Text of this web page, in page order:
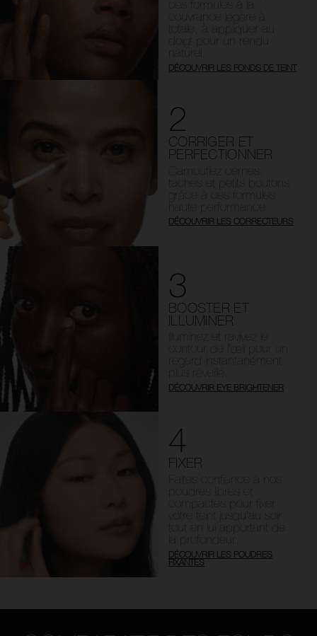
ces formules à la
couvrance légère à
totale, à appliquer au
doigt pour un rendu
naturel.
DÉCOUVRIR LES FONDS DE TEINT
2
CORRIGER ET
PERFECTIONNER
Camouflez cernes,
taches et petits boutons
grâce à ces formules
haute performance.
DÉCOUVRIR LES CORRECTEURS
3
BOOSTER ET
ILLUMINER
Illuminez et ravivez le
contour de l’œil pour un
regard instantanément
plus réveillé.
DÉCOUVRIR EYE BRIGHTENER
4
FIXER
Faites confiance à nos
poudres libres et
compactes pour fixer
votre teint jusqu’au soir
tout en lui apportant de
la profondeur.
DÉCOUVRIR LES POUDRES
FIXANTES